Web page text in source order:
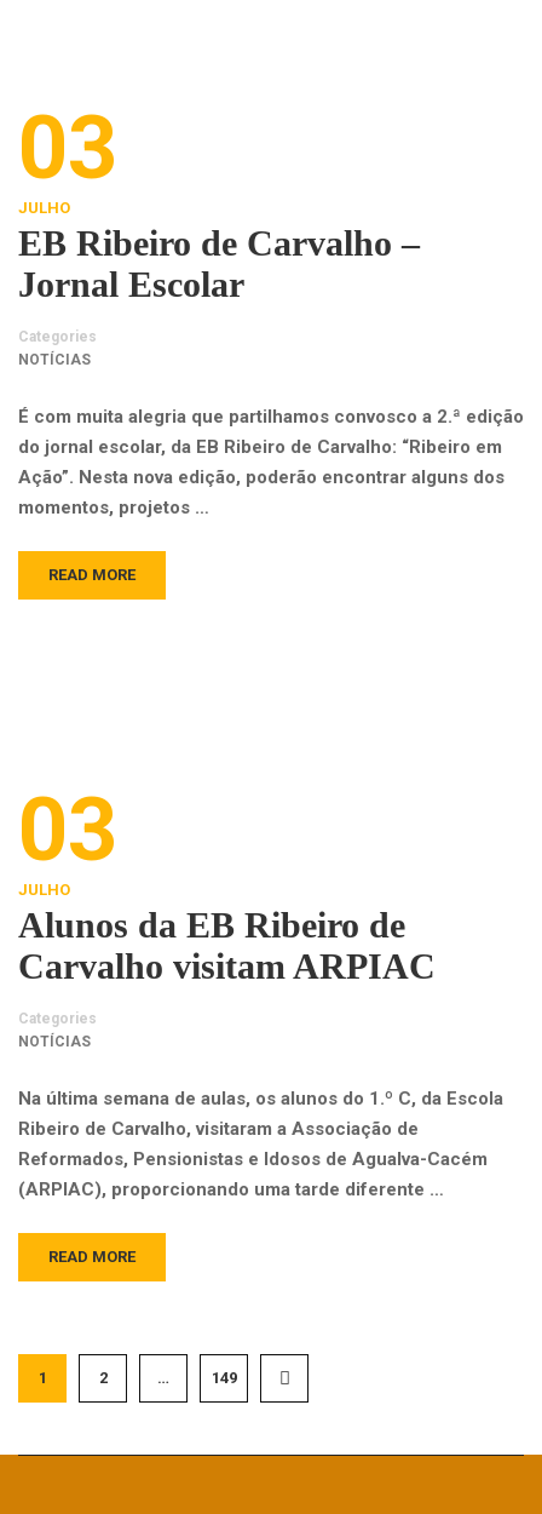
03
JULHO
EB Ribeiro de Carvalho –
Jornal Escolar
Categories
NOTÍCIAS
É com muita alegria que partilhamos convosco a 2.ª edição
do jornal escolar, da EB Ribeiro de Carvalho: “Ribeiro em
Ação”. Nesta nova edição, poderão encontrar alguns dos
momentos, projetos …
READ MORE
03
JULHO
Alunos da EB Ribeiro de
Carvalho visitam ARPIAC
Categories
NOTÍCIAS
Na última semana de aulas, os alunos do 1.º C, da Escola
Ribeiro de Carvalho, visitaram a Associação de
Reformados, Pensionistas e Idosos de Agualva-Cacém
(ARPIAC), proporcionando uma tarde diferente …
READ MORE
1 2 … 149